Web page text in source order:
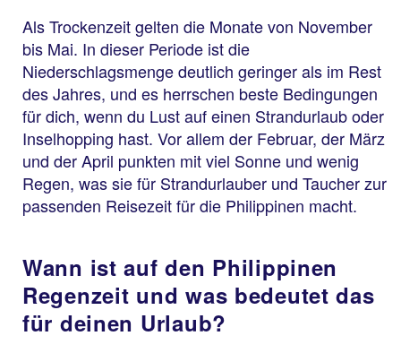
Als Trockenzeit gelten die Monate von November
bis Mai. In dieser Periode ist die
Niederschlagsmenge deutlich geringer als im Rest
des Jahres, und es herrschen beste Bedingungen
für dich, wenn du Lust auf einen Strandurlaub oder
Inselhopping hast. Vor allem der Februar, der März
und der April punkten mit viel Sonne und wenig
Regen, was sie für Strandurlauber und Taucher zur
passenden Reisezeit für die Philippinen macht.
Wann ist auf den Philippinen
Regenzeit und was bedeutet das
für deinen Urlaub?